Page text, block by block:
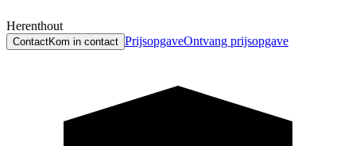
Herenthout
ContactKom in contact PrijsopgaveOntvang prijsopgave